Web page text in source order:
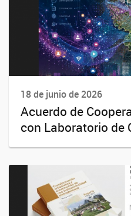
18 de junio de 2026
Acuerdo de
con Laboratorio de